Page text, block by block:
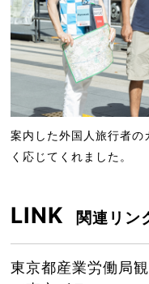
案内した外国人旅行者
く応じてくれました。
LINK 関連リン
東京都産業労働局